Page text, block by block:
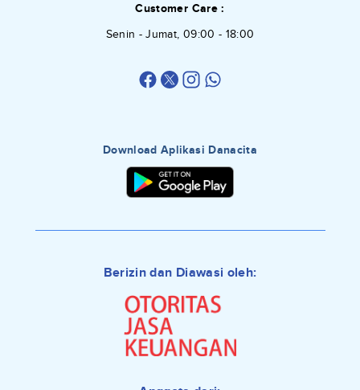
Customer Care :
Senin - Jumat, 09:00 - 18:00
Download Aplikasi Danacita
Berizin dan Diawasi oleh: